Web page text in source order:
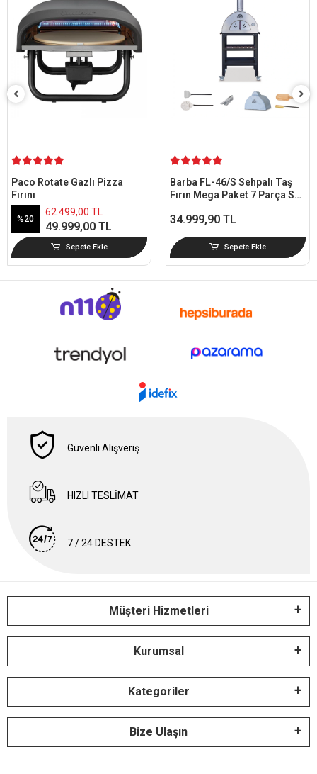
Barba FL-46/S Sehpalı Taş
Fırın Mega Paket 7 Parça Set
+ Refrakter Taşlı
34.999,90 TL
Sepete Ekle
Barba FL-46/S Sehpalı
Taşınabilir Taş Fırın Seti
31.999,90 TL
Sepete Ekle
Güvenli Alışveriş
HIZLI TESLİMAT
7 / 24 DESTEK
Müşteri Hizmetleri
Kurumsal
Kategoriler
Bize Ulaşın